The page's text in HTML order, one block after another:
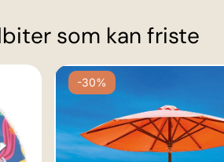
som kan friste
-30%